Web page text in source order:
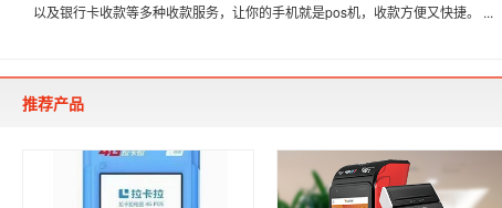
以及银行卡收款等多种收款服务，让你的手机就是pos机，收款方便又快捷。 ...
推荐产品